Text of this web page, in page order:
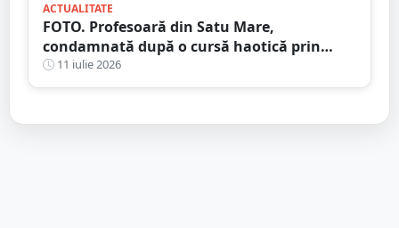
ACTUALITATE
FOTO. Profesoară din Satu Mare,
condamnată după o cursă haotică prin
oraș. Alcoolemie uriașă, oprită de un șofer
curajos
11 iulie 2026